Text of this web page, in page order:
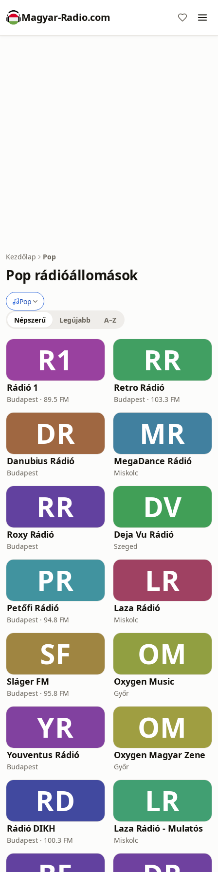
Magyar-Radio.com
Kezdőlap Pop
Pop rádióállomások
Pop
Népszerű Legújabb A–Z
R1
Rádió 1
Budapest · 89.5 FM
RR
Retro Rádió
Budapest · 103.3 FM
DR
Danubius Rádió
Budapest
MR
MegaDance Rádió
Miskolc
RR
Roxy Rádió
Budapest
DV
Deja Vu Rádió
Szeged
PR
Petőfi Rádió
Budapest · 94.8 FM
LR
Laza Rádió
Miskolc
SF
Sláger FM
Budapest · 95.8 FM
OM
Oxygen Music
Győr
YR
Youventus Rádió
Budapest
OM
Oxygen Magyar Zene
Győr
RD
Rádió DIKH
Budapest · 100.3 FM
LR
Laza Rádió - Mulatós
Miskolc